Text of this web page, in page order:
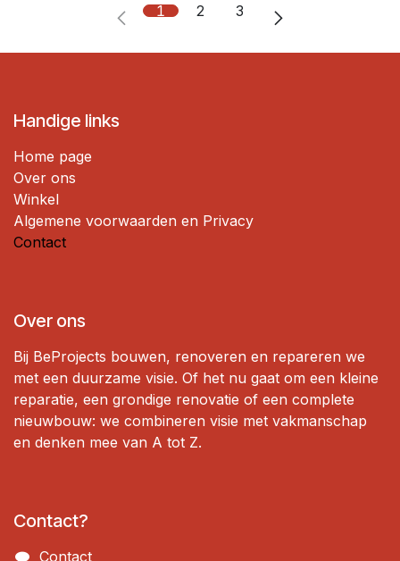
1 2 3
Handige links
Home page
Over ons
Winkel
Algemene voorwaarden en Privacy
Contact
Over ons
Bij BeProjects bouwen, renoveren en repareren we
met een duurzame visie. Of het nu gaat om een ​​kleine
reparatie, een grondige renovatie of een complete
nieuwbouw: we combineren visie met vakmanschap
en denken mee van A tot Z.
Contact?
Contact